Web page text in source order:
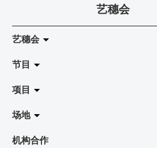
艺穗会
艺穗会
关于艺穗会
艺穗会的演化
使命与宗旨
艺穗会架构
节目
拉阔
展览
演出
项目
Jazz-Go-Central, Jazz-Go-Fringe
LPL
场地
陈丽玲划廊
机构合作